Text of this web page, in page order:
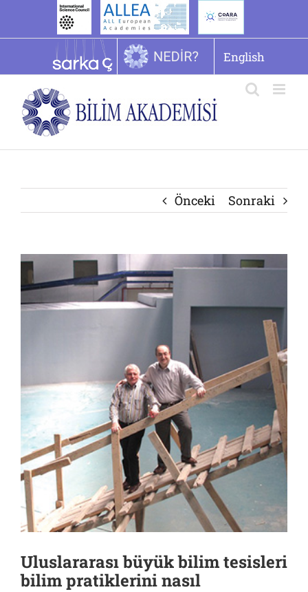
English
Önceki Sonraki
Uluslararası büyük bilim tesisleri
bilim pratiklerini nasıl